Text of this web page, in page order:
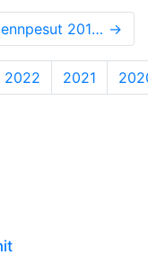
Tossujennpesut 2014, kauden ja Fresh-aikakauden päätös →
2022 2021